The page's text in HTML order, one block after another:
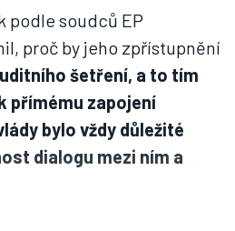
podle soudců EP
proč by jeho zpřístupnění
šetření, a to tím
přímému zapojení
bylo vždy důležité
dialogu mezi ním a